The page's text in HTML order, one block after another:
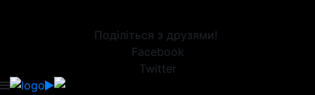
Поділіться з друзями!
Facebook
Twitter